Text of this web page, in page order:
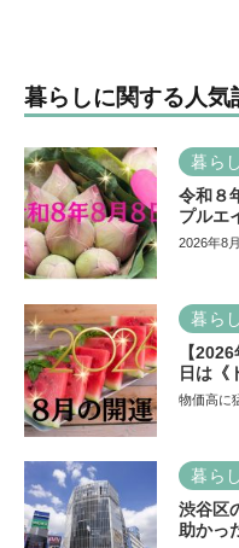
【慶應生よしださん｜前
編】
暮らしに関する人気
暮らし
令和８
プルエ
皆既日
2026年8
暮らし
【
日は《
美とお
物価高に
暮らし
渋谷区
助かっ